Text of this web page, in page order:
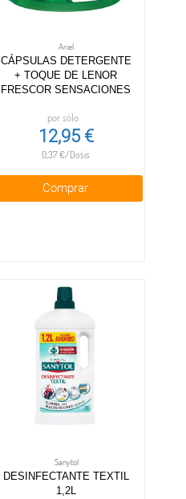
Ariel
CÁPSULAS DETERGENTE
+ TOQUE DE LENOR
FRESCOR SENSACIONES
por sólo
12,95 €
0,37 €/Dosis
Comprar
Sanytol
DESINFECTANTE TEXTIL
1,2L